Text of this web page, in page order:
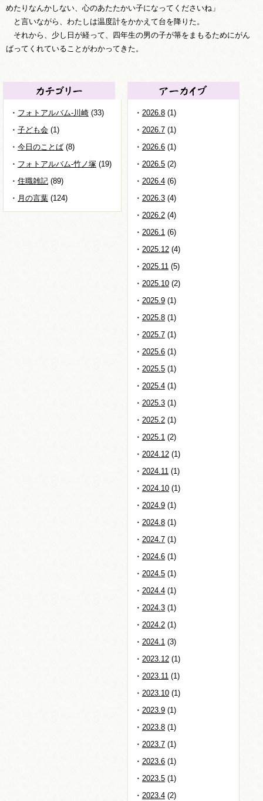
めたりなんかしない、心のあたたかい子になってくださいね」
と言いながら、わたしは温度計をかかえて台を降りた。
それから、少し日が経って、四年生の男の子が箒をまもるためにがん
ばってくれていることがわかってきた。
フォトアルバム-川崎 (33)
子ども会 (1)
今日のことば (8)
フォトアルバム-竹ノ塚 (19)
住職雑記 (89)
月の言葉 (124)
2026.8 (1)
2026.7 (1)
2026.6 (1)
2026.5 (2)
2026.4 (6)
2026.3 (4)
2026.2 (4)
2026.1 (6)
2025.12 (4)
2025.11 (5)
2025.10 (2)
2025.9 (1)
2025.8 (1)
2025.7 (1)
2025.6 (1)
2025.5 (1)
2025.4 (1)
2025.3 (1)
2025.2 (1)
2025.1 (2)
2024.12 (1)
2024.11 (1)
2024.10 (1)
2024.9 (1)
2024.8 (1)
2024.7 (1)
2024.6 (1)
2024.5 (1)
2024.4 (1)
2024.3 (1)
2024.2 (1)
2024.1 (3)
2023.12 (1)
2023.11 (1)
2023.10 (1)
2023.9 (1)
2023.8 (1)
2023.7 (1)
2023.6 (1)
2023.5 (1)
2023.4 (2)